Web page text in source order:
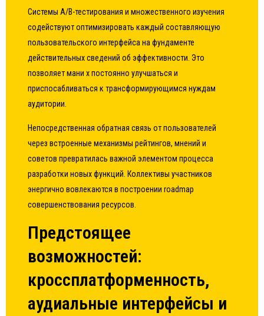
Системы A/B-тестирования и множественного изучения
содействуют оптимизировать каждый составляющую
пользовательского интерфейса на фундаменте
действительных сведений об эффективности. Это
позволяет мани х постоянно улучшаться и
приспосабливаться к трансформирующимся нуждам
аудитории.
Непосредственная обратная связь от пользователей
через встроенные механизмы рейтингов, мнений и
советов превратилась важной элементом процесса
разработки новых функций. Коллективы участников
энергично вовлекаются в построении roadmap
совершенствования ресурсов.
Предстоящее
возможностей:
кроссплатформенность,
аудиальные интерфейсы и